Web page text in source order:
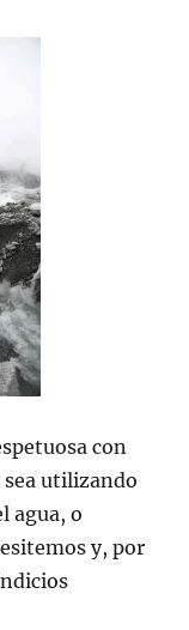
con
utilizando
agua, o
y, por